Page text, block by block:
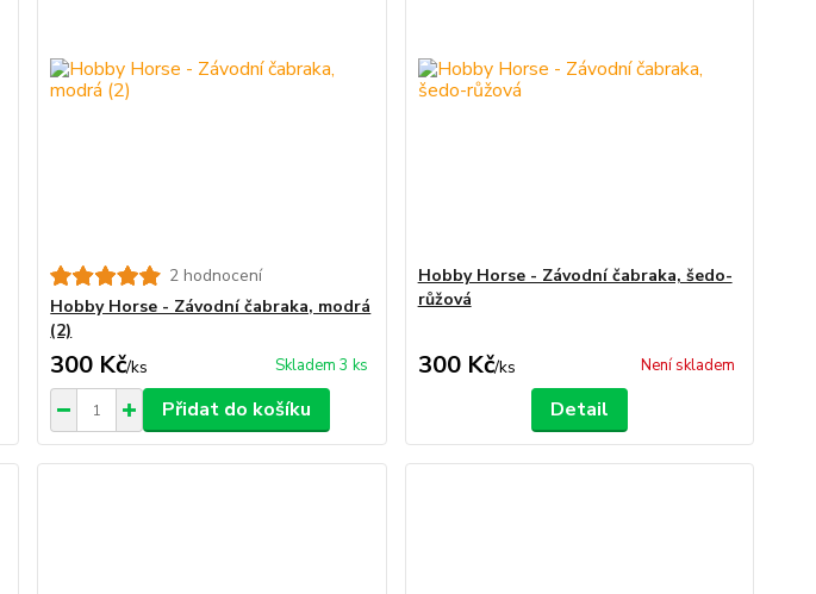
2 hodnocení
Hobby Horse - Závodní čabraka, modrá
(2)
300 Kč/ks Skladem 3 ks
Přidat do košíku
Hobby Horse - Závodní čabraka, šedo-
růžová
300 Kč/ks Není skladem
Detail